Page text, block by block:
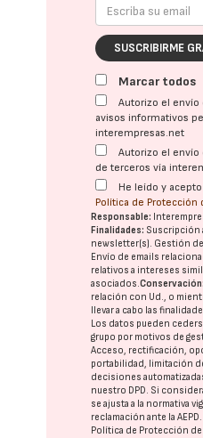
SUSCRIBIRME
Marcar todos
Autorizo el
avisos informativos
interempresas.net
Autorizo el
de terceros vía
He leído y
Política de Protección
Responsable:
Finalidades: Suscripción
newsletter(s). Gestión
Envío de emails
relativos a intereses
asociados.Conservación:
relación con Ud., o
llevar a cabo las
Los datos pueden
grupo por motivos de
Acceso, rectificación,
portabilidad, limitación
decisiones
nuestro DPD. Si
se ajusta a la normativa
reclamación ante laAEPD
Política de Protección de